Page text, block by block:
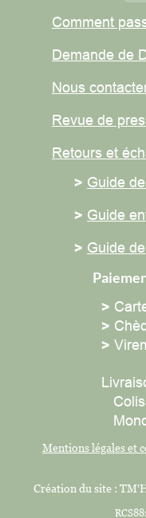
Comment
Demande de
Nous
Revue de
Retours et
> Guide
> Guide
> Guide
>
>
>
Mentions légales et
Création du site :